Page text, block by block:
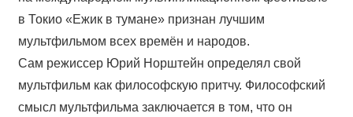
в Токио «Ежик в тумане» признан лучшим
мультфильмом всех времён и народов.
Сам режиссер Юрий Норштейн определял свой
мультфильм как философскую притчу. Философский
смысл мультфильма заключается в том, что он